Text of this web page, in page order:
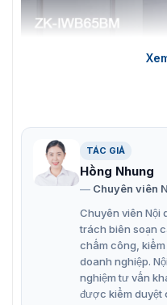
Màn hình tương tác
Đặc điểm nổi bật
IWB65BM
Màn hình ZK-IWB65BM
và kim loại tấm, kết hợp
hợp lý, giúp sản phẩm
TÁC GIẢ
Hồng Nhung
Chuyên viên
Chuyên viên Nội
trách biên soạn
chấm công,
doanh nghiệp.
nghiệm tư vấn
được kiểm duyệt